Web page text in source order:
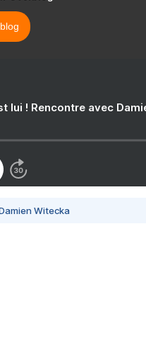
lui ! Rencontre avec
Witecka